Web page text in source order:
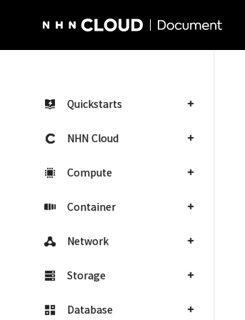
Quickstarts
NHN Cloud
Compute
Container
Network
Storage
Database